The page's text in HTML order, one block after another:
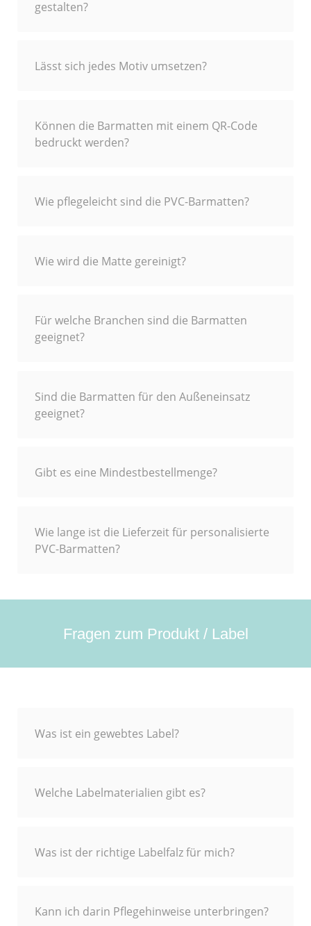
gestalten?
Lässt sich jedes Motiv umsetzen?
Können die Barmatten mit einem QR-Code
bedruckt werden?
Wie pflegeleicht sind die PVC-Barmatten?
Wie wird die Matte gereinigt?
Für welche Branchen sind die Barmatten
geeignet?
Sind die Barmatten für den Außeneinsatz
geeignet?
Gibt es eine Mindestbestellmenge?
Wie lange ist die Lieferzeit für personalisierte
PVC-Barmatten?
Fragen zum Produkt / Label
Was ist ein gewebtes Label?
Welche Labelmaterialien gibt es?
Was ist der richtige Labelfalz für mich?
Kann ich darin Pflegehinweise unterbringen?